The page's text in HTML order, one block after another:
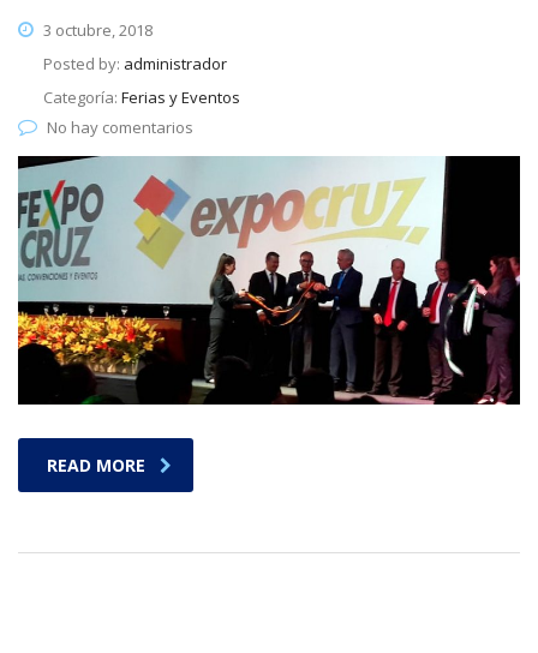
3 octubre, 2018
Posted by: administrador
Categoría: Ferias y Eventos
No hay comentarios
READ MORE